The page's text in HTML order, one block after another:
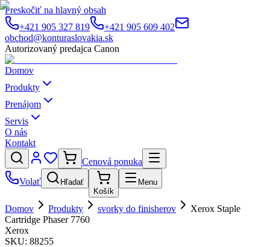
Preskočiť na hlavný obsah
+421 905 327 819
+421 905 609 402
obchod@konturaslovakia.sk
Autorizovaný predajca Canon
Domov
Produkty
Prenájom
Servis
O nás
Kontakt
Cenová ponuka
Volať
Hľadať
Košík
Menu
Domov Produkty svorky do finisherov
Xerox Staple
Cartridge Phaser 7760
Xerox
SKU: 88255